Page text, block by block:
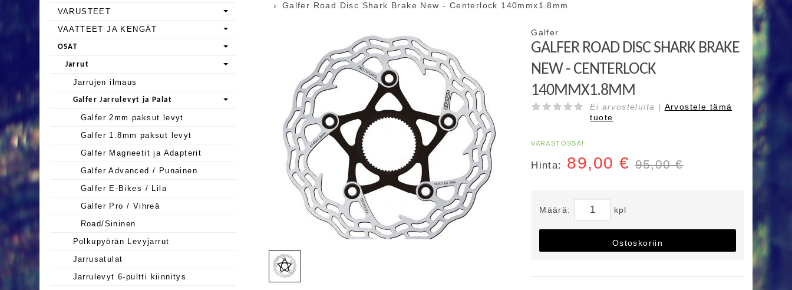
Galfer Road Disc Shark Brake New - Centerlock 140mmx1.8mm
Galfer
GALFER ROAD DISC SHARK BRAKE
NEW - CENTERLOCK
140MMX1.8MM
Ei arvosteluita | Arvostele tämä
tuote
VARASTOSSA!
Hinta: 89,00 € 95,00 €
Määrä: kpl
Ostoskoriin
VARUSTEET
VAATTEET JA KENGÄT
OSAT
Jarrut
Jarrujen ilmaus
Galfer Jarrulevyt ja Palat
Galfer 2mm paksut levyt
Galfer 1.8mm paksut levyt
Galfer Magneetit ja Adapterit
Galfer Advanced / Punainen
Galfer E-Bikes / Lila
Galfer Pro / Vihreä
Road/Sininen
Polkupyörän Levyjarrut
Jarrusatulat
Jarrulevyt 6-pultti kiinnitys